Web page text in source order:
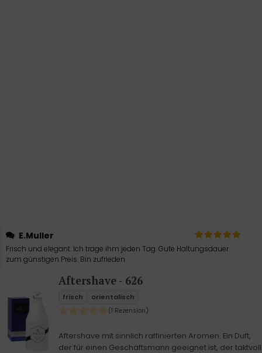
E.Muller
Frisch und elegant. Ich trage ihm jeden Tag. Gute Haltungsdauer
zum günstigen Preis. Bin zufrieden
Aftershave - 626
frisch orientalisch
(1 Rezension)
Aftershave mit sinnlich raffinierten Aromen. Ein Duft,
der für einen Geschäftsmann geeignet ist, der taktvoll